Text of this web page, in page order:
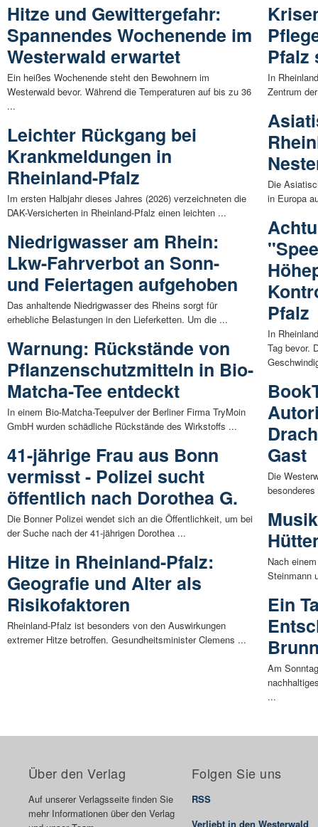
Hitze und Gewittergefahr:
Spannendes Wochenende im
Westerwald erwartet
Ein heißes Wochenende steht den Bewohnern im
Westerwald bevor. Während die Temperaturen auf bis zu 36
...
Leichter Rückgang bei
Krankmeldungen in
Rheinland-Pfalz
Im ersten Halbjahr dieses Jahres (2026) verzeichneten die
DAK-Versicherten in Rheinland-Pfalz einen leichten ...
Niedrigwasser am Rhein:
Lkw-Fahrverbot an Sonn-
und Feiertagen aufgehoben
Das anhaltende Niedrigwasser des Rheins sorgt für
erhebliche Belastungen in den Lieferketten. Um die ...
Warnung: Rückstände von
Pflanzenschutzmitteln in Bio-
Matcha-Tee entdeckt
In einem Bio-Matcha-Teepulver der Berliner Firma TryMoin
GmbH wurden schädliche Rückstände des Wirkstoffs ...
41-jährige Frau aus Bonn
vermisst - Polizei sucht
öffentlich nach Dorothea G.
Die Bonner Polizei wendet sich an die Öffentlichkeit, um bei
der Suche nach der 41-jährigen Dorothea ...
Hitze in Rheinland-Pfalz:
Geografie und Alter als
Risikofaktoren
Rheinland-Pfalz ist besonders von den Auswirkungen
extremer Hitze betroffen. Gesundheitsminister Clemens ...
Pfalz
In
Zentrum
Die
in Europa
Pfalz
In
Tag bevor.
Gast
Die
Nach
Steinmann
Ein
Am
...
Über den Verlag
Auf unserer Verlagsseite finden Sie
mehr Informationen über den Verlag
Folgen Sie uns
RSS
Verliebt in den Westerwald